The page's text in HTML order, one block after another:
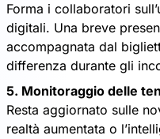
Forma i collaboratori
digitali. Una breve
accompagnata dal
differenza durante gli
5. Monitoraggio delle
Resta aggiornato sulle
realtà aumentata o